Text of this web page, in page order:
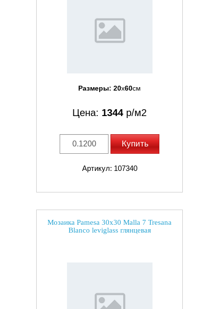
Размеры: 20x60см
Цена: 1344 р/м2
Купить
Артикул: 107340
Мозаика Pamesa 30x30 Malla 7 Tresana
Blanco leviglass глянцевая